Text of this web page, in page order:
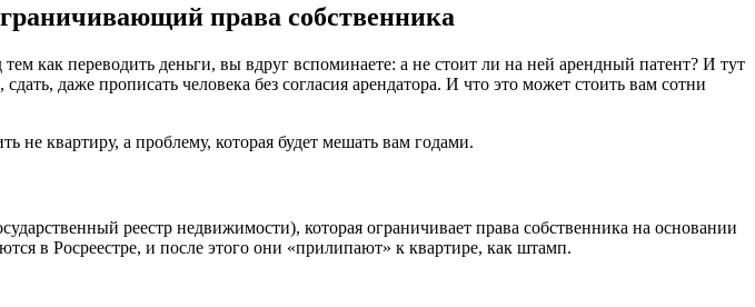
права собственника
как переводить деньги, вы вдруг вспоминаете: а не стоит ли на ней арендный патент? И тут
даже прописать человека без согласия арендатора. И что это может стоить вам сотни
не квартиру, а проблему, которая будет мешать вам годами.
реестр недвижимости), которая ограничивает права собственника на основании
в Росреестре, и после этого они «прилипают» к квартире, как штамп.